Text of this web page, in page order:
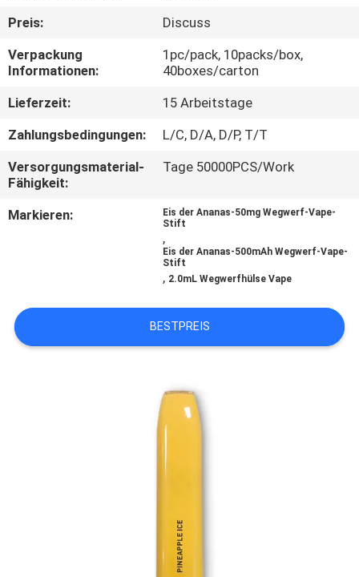
FABRIK-
AUSFLUG
QUALITÄTSKONTROLLE
SIE
EIN
Preis:
Discuss
Verpackung
Informationen:
1pc/pack, 10packs/box,
40boxes/carton
Lieferzeit:
15 Arbeitstage
Zahlungsbedingungen:
L/C, D/A, D/P, T/T
Versorgungsmaterial-
Fähigkeit:
Tage 50000PCS/Work
Markieren:
Eis der Ananas-50mg Wegwerf-Vape-
Stift
,
Eis der Ananas-500mAh Wegwerf-Vape-
Stift
, 2.0mL Wegwerfhülse Vape
BESTPREIS